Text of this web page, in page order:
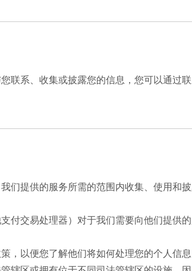
联系、收集或披露您的信息，您可以通过联
提供的服务所需的范围内收集、使用和披
付交易处理器）对于我们需要向他们提供
，以便您了解他们将如何处理您的个人信息